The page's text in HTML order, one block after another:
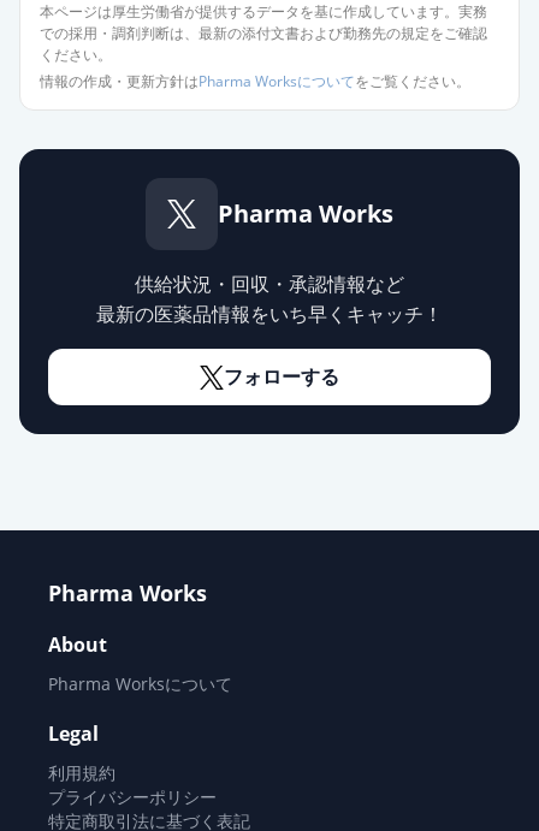
本ページは厚生労働省が提供するデータを基に作成しています。実務
での採用・調剤判断は、最新の添付文書および勤務先の規定をご確認
ください。
情報の作成・更新方針はPharma Worksについてをご覧ください。
Pharma Works
供給状況・回収・承認情報など
最新の医薬品情報をいち早くキャッチ！
フォローする
Pharma Works
About
Pharma Worksについて
Legal
利用規約
プライバシーポリシー
特定商取引法に基づく表記